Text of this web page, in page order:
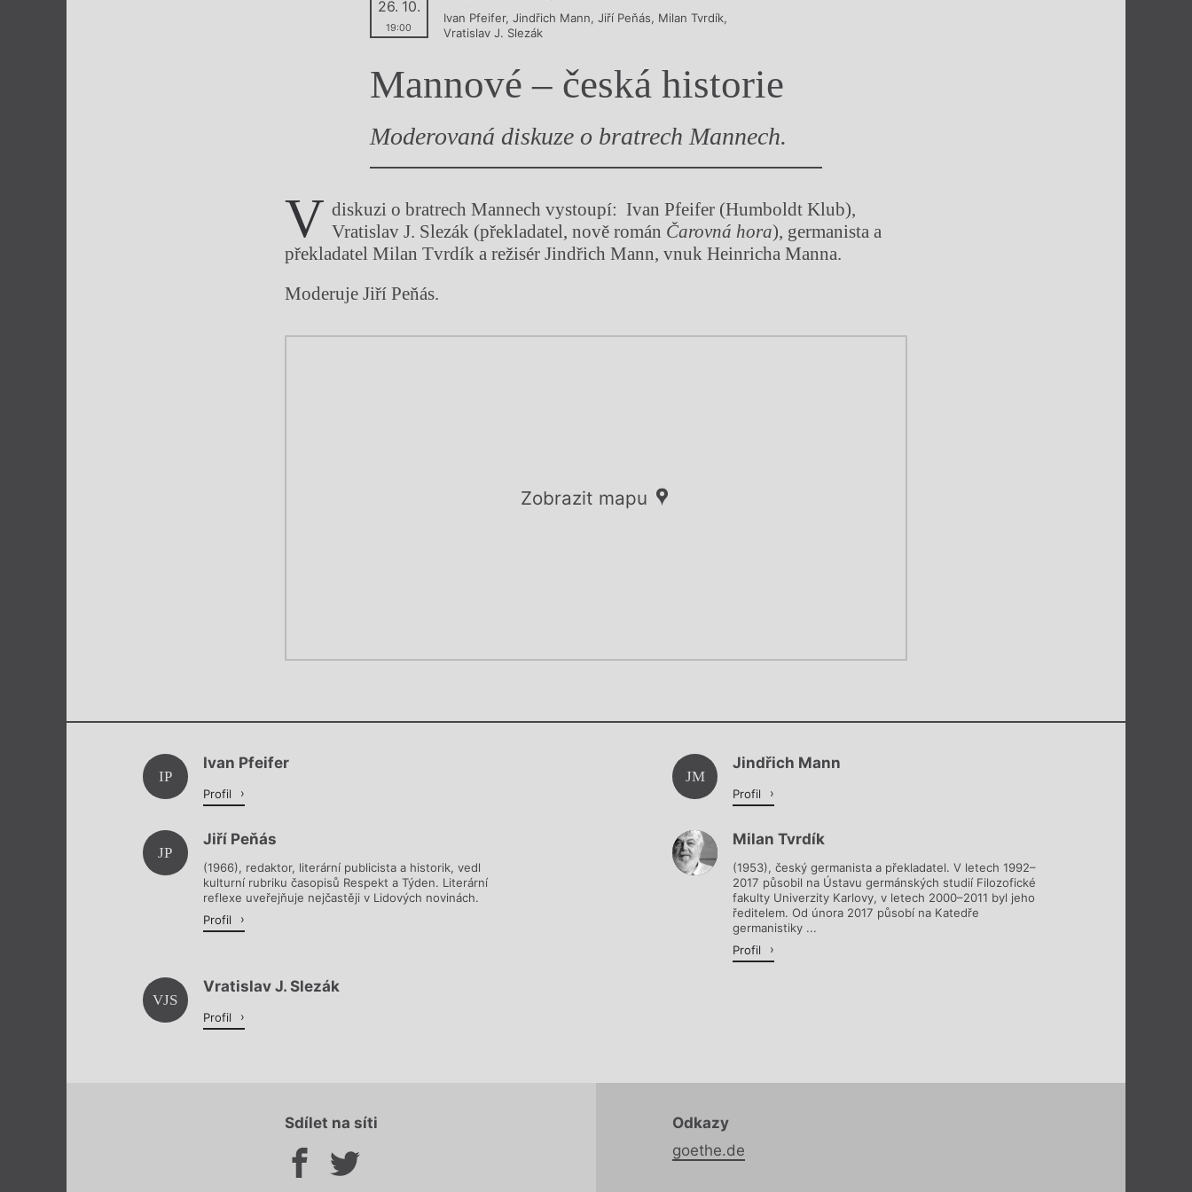
Výroční ceny
26. 10.
19:00
Ivan Pfeifer, Jindřich Mann, Jiří Peňás, Milan Tvrdík,
Vratislav J. Slezák
Mannové – česká historie
Moderovaná diskuze o bratrech Mannech.
V diskuzi o bratrech Mannech vystoupí: Ivan Pfeifer (Humboldt Klub),
Vratislav J. Slezák (překladatel, nově román Čarovná hora), germanista a
překladatel Milan Tvrdík a režisér Jindřich Mann, vnuk Heinricha Manna.
Moderuje Jiří Peňás.
Zobrazit mapu
Chviličku.
IP
Ivan Pfeifer
Profil
JM
Jindřich Mann
Profil
JP
Jiří Peňás
(1966), redaktor, literární publicista a historik, vedl
kulturní rubriku časopisů Respekt a Týden. Literární
reflexe uveřejňuje nejčastěji v Lidových novinách.
Profil
Milan Tvrdík
(1953), český germanista a překladatel. V letech 1992–
2017 působil na Ústavu germánských studií Filozofické
fakulty Univerzity Karlovy, v letech 2000–2011 byl jeho
ředitelem. Od února 2017 působí na Katedře
germanistiky ...
Profil
VJS
Vratislav J. Slezák
Profil
Sdílet na síti
Odkazy
goethe.de